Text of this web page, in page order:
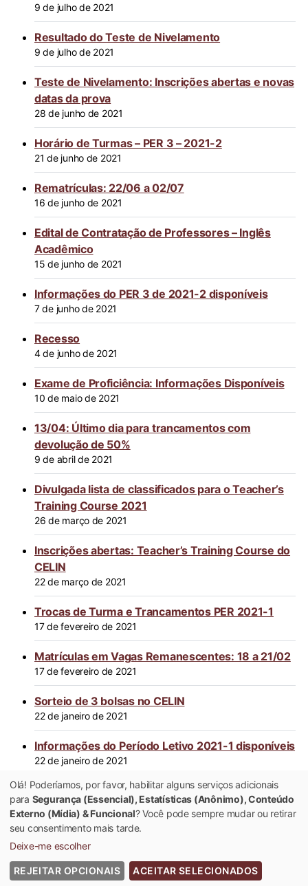
9 de julho de 2021
Resultado do Teste de Nivelamento
9 de julho de 2021
Teste de Nivelamento: Inscrições abertas e novas
datas da prova
28 de junho de 2021
Horário de Turmas – PER 3 – 2021-2
21 de junho de 2021
Rematrículas: 22/06 a 02/07
16 de junho de 2021
Edital de Contratação de Professores – Inglês
Acadêmico
15 de junho de 2021
Informações do PER 3 de 2021-2 disponíveis
7 de junho de 2021
Recesso
4 de junho de 2021
Exame de Proficiência: Informações Disponíveis
10 de maio de 2021
13/04: Último dia para trancamentos com
devolução de 50%
9 de abril de 2021
Divulgada lista de classificados para o Teacher’s
Training Course 2021
26 de março de 2021
Inscrições abertas: Teacher’s Training Course do
CELIN
22 de março de 2021
Trocas de Turma e Trancamentos PER 2021-1
17 de fevereiro de 2021
Matrículas em Vagas Remanescentes: 18 a 21/02
17 de fevereiro de 2021
Sorteio de 3 bolsas no CELIN
22 de janeiro de 2021
Informações do Período Letivo 2021-1 disponíveis
22 de janeiro de 2021
Novo site do CELIN
19 de junho de 2020
© 2022 Universidade Federal de Viçosa - Todos os Direitos Reservados
Olá! Poderíamos, por favor, habilitar alguns serviços adicionais
para Segurança (Essencial), Estatísticas (Anônimo), Conteúdo
Externo (Mídia) & Funcional? Você pode sempre mudar ou retirar
seu consentimento mais tarde.
Deixe-me escolher
REJEITAR OPCIONAIS ACEITAR SELECIONADOS